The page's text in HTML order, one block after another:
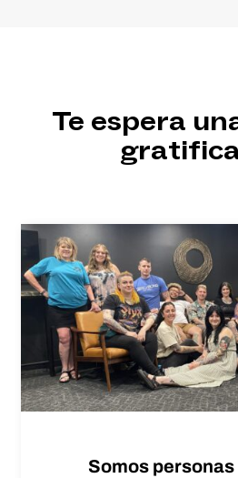
Te espera
Somos